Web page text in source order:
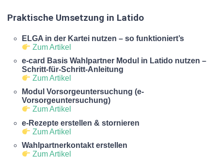
Praktische Umsetzung in Latido
ELGA in der Kartei nutzen – so funktioniert’s
Zum Artikel
e-card Basis Wahlpartner Modul in Latido nutzen –
Schritt-für-Schritt-Anleitung
Zum Artikel
Modul Vorsorgeuntersuchung (e-
Vorsorgeuntersuchung)
Zum Artikel
e-Rezepte erstellen & stornieren
Zum Artikel
Wahlpartnerkontakt erstellen
Zum Artikel